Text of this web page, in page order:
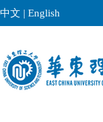
中文 | English